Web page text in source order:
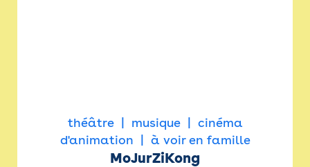
théâtre musique
cinéma
d'animation
à voir en famille
MoJurZiKong